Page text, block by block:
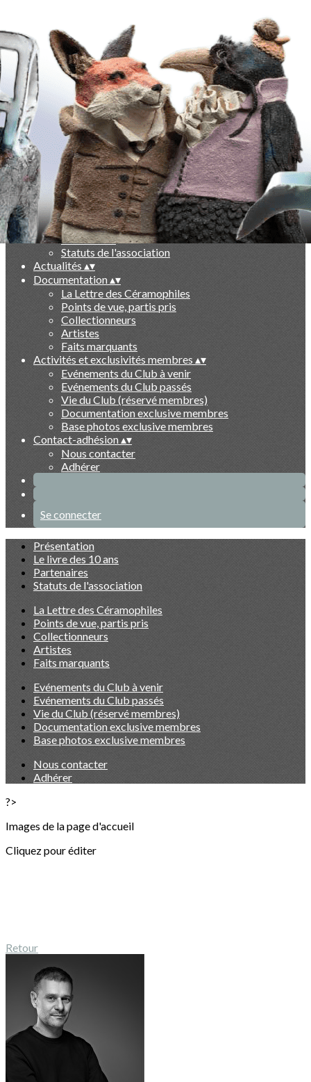
Exporter toutes les colonnes
Exporter uniquement les colonnes affichées
Menu
Ajoutez un logo, un bouton, des réseaux sociaux
Cliquez pour éditer
-
Qui sommes nous ?▴▾
Présentation
Le livre des 10 ans
Partenaires
Statuts de l'association
Actualités ▴▾
Documentation▴▾
La Lettre des Céramophiles
Points de vue, partis pris
Collectionneurs
Artistes
Faits marquants
Activités et exclusivités membres ▴▾
Evénements du Club à venir
Evénements du Club passés
Vie du Club (réservé membres)
Documentation exclusive membres
Base photos exclusive membres
Contact-adhésion▴▾
Nous contacter
Adhérer
Se connecter
Présentation
Le livre des 10 ans
Partenaires
Statuts de l'association
La Lettre des Céramophiles
Points de vue, partis pris
Collectionneurs
Artistes
Faits marquants
Evénements du Club à venir
Evénements du Club passés
Vie du Club (réservé membres)
Documentation exclusive membres
Base photos exclusive membres
Nous contacter
Adhérer
?>
Images de la page d'accueil
Cliquez pour éditer
Retour